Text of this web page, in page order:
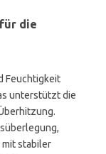
die
Feuchtigkeit
unterstützt die
mit stabiler